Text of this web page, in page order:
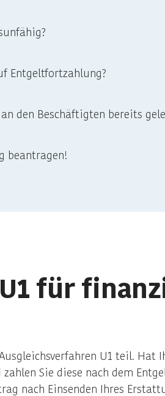
Entgeltfortzahlung?
den Beschäftigten bereits
beantragen!
für
U1 teil.
Sie diese nach dem
nach Einsenden Ihres